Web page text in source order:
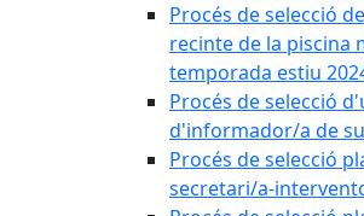
Procés de selecció
recinte de la piscina
temporada estiu
Procés de selecció
d'informador/a de
Procés de selecció
secretari/a-